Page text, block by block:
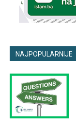
NAJPOPULARNIJE